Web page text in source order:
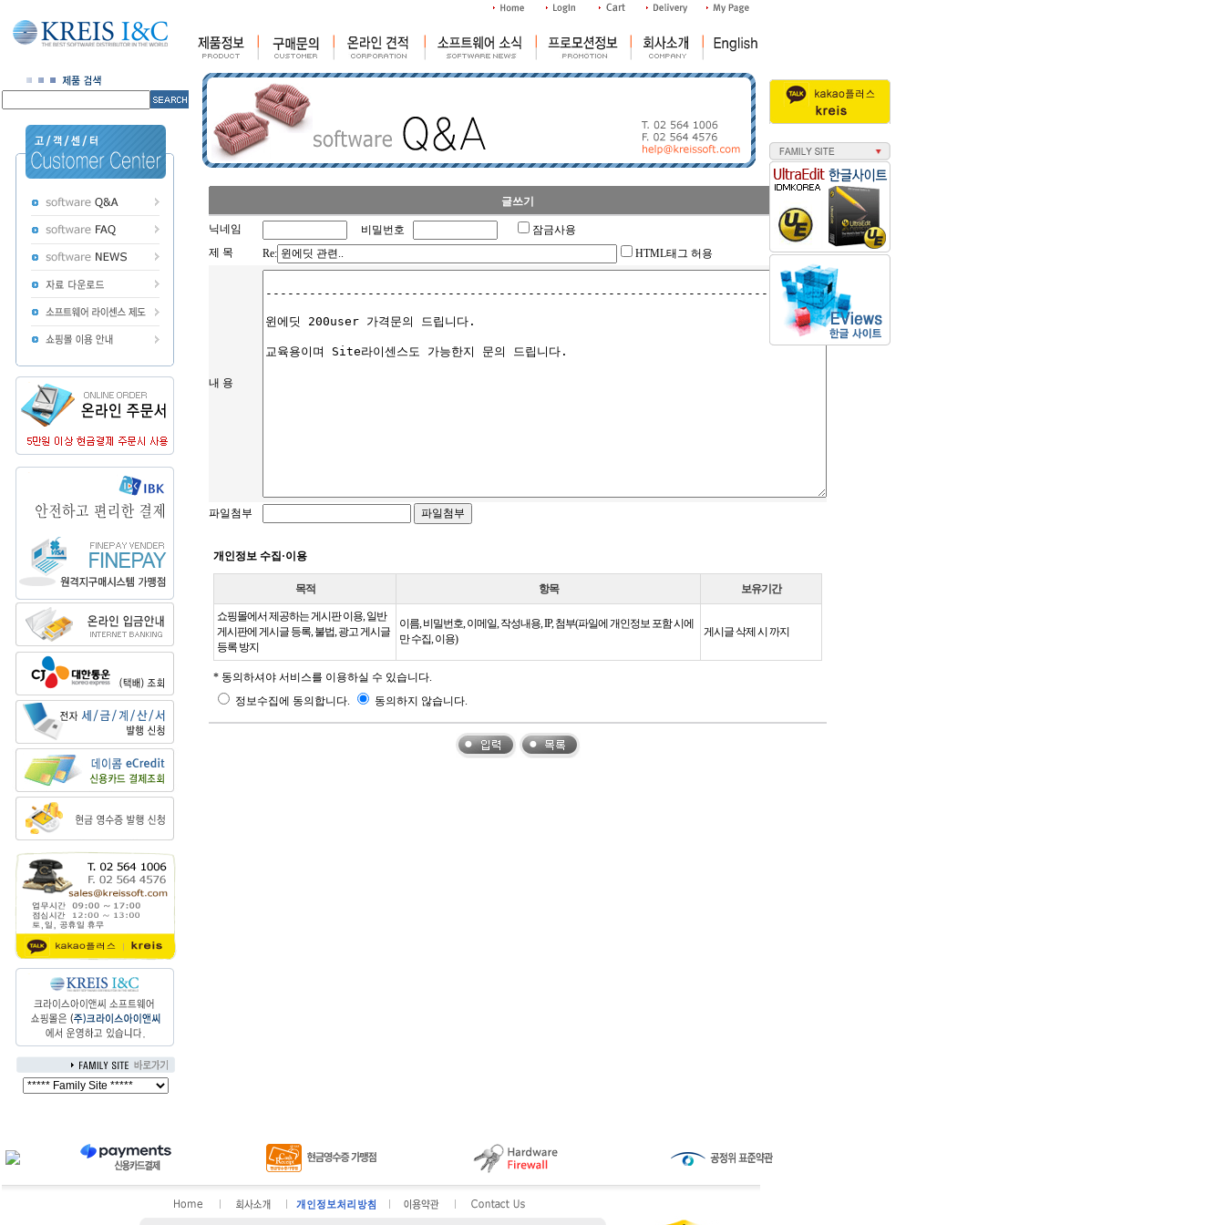
글쓰기
닉네임 비밀번호
잠금사용
제 목
Re: HTML태그 허용
내 용
파일첨부
개인정보 수집·이용
목적 항목 보유기간
쇼핑몰에서 제공하는 게시판 이용, 일반
게시판에 게시글 등록, 불법, 광고 게시글
등록 방지
이름, 비밀번호, 이메일, 작성내용, IP, 첨부(파일에 개인정보 포함 시에
만 수집, 이용)
게시글 삭제 시 까지
* 동의하셔야 서비스를 이용하실 수 있습니다.
정보수집에 동의합니다.
동의하지 않습니다.